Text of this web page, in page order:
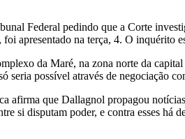
Federal pedindo que a Corte
apresentado na terça, 4. O inquérito
da Maré, na zona norte da
seria possível através de negociação
que Dallagnol propagou
si disputam poder, e contra esses há